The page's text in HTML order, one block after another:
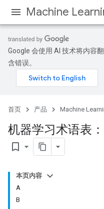
Machine
Google 会使用 AI 技术将内容
含错误。
首页 产品 Machine
机器学习术语表
bookmark_border
本页内容
A
B